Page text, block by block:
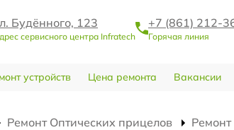
Будённого, 123
сервисного центра Infratech
+7 (861) 212-
Горячая линия
устройств Цена ремонта Вакансии
Ремонт Оптических прицелов